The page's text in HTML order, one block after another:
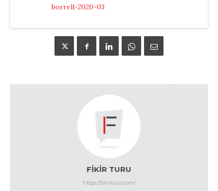
borrell-2020-03
FIKIR TURU
https://fikirturu.com/